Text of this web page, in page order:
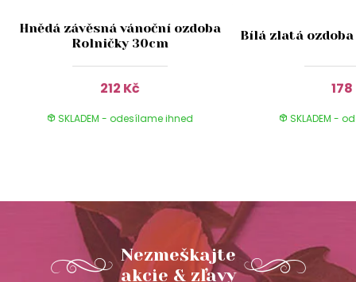
Hnědá závěsná vánoční ozdoba
Rolničky 30cm
212 Kč
SKLADEM - odesílame ihned
Bílá zlatá
SKLADEM -
Nezmeškajte
akcie & zľavy